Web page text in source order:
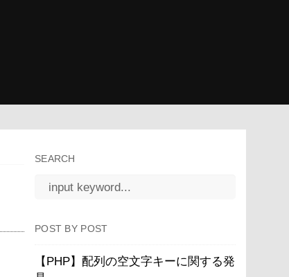
SEARCH
POST BY POST
【PHP】配列の空文字キーに関する発